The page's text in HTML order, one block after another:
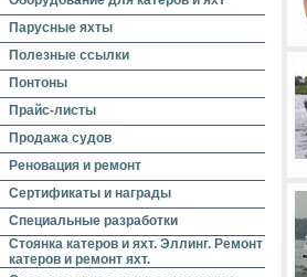
Парусные яхты
Полезные ссылки
Понтоны
Прайс-листы
Продажа судов
Реновация и ремонт
Сертификаты и награды
Специальные разработки
Стоянка катеров и яхт. Эллинг. Ремонт
катеров и ремонт яхт.